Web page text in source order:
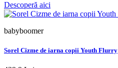
Descoperă aici
babyboomer
Sorel Cizme de iarna copii Youth Flurry